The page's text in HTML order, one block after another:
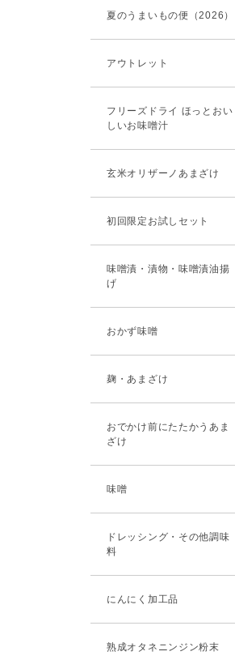
夏のうまいもの便（2026）
アウトレット
フリーズドライ ほっとおい
しいお味噌汁
玄米オリザーノあまざけ
初回限定お試しセット
味噌漬・漬物・味噌漬油揚
げ
おかず味噌
麹・あまざけ
おでかけ前にたたかうあま
ざけ
味噌
ドレッシング・その他調味
料
にんにく加工品
熟成オタネニンジン粉末